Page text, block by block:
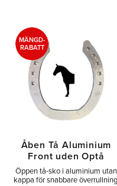
Åben Tå Aluminium
Front uden Optå
Öppen tå-sko i aluminium utan
kappa för snabbare
MÄNGD-
RABATT